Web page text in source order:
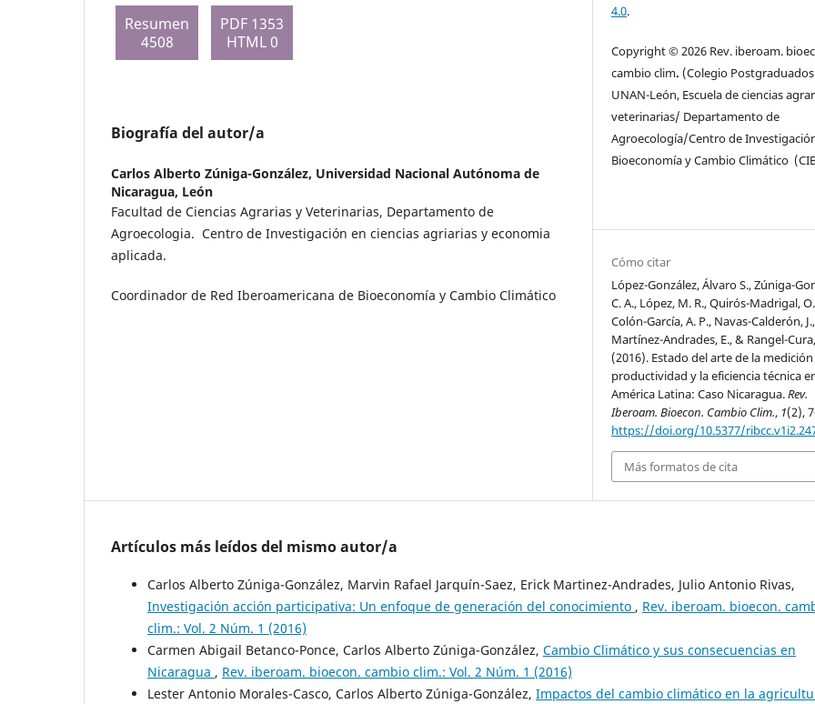
Resumen
4508
PDF 1353
HTML 0
Biografía del autor/a
Carlos Alberto Zúniga-González, Universidad Nacional Autónoma de
Nicaragua, León
Facultad de Ciencias Agrarias y Veterinarias, Departamento de
Agroecologia. Centro de Investigación en ciencias agriarias y economia
aplicada.
Coordinador de Red Iberoamericana de Bioeconomía y Cambio Climático
4.0.
Copyright © 2026 Rev. iberoam.
cambio clim. (Colegio
UNAN-León, Escuela de ciencias
veterinarias/ Departamento de
Agroecología/Centro de
Bioeconomía y Cambio Climático
Cómo citar
López-González, Álvaro S., Zúniga-
C. A., López, M. R., Quirós-Madrigal, O.
Colón-García, A. P., Navas-Calderón, J.,
Martínez-Andrades, E., & Rangel-
(2016). Estado del arte de la
productividad y la eficiencia técnica
América Latina: Caso Nicaragua.Rev.
Iberoam. Bioecon. Cambio Clim., 1(2),
https://doi.org/10.5377/
Más formatos de cita
Artículos más leídos del mismo autor/a
Carlos Alberto Zúniga-González, Marvin Rafael Jarquín-Saez, Erick Martinez-Andrades, Julio Antonio Rivas,
Investigación acción participativa: Un enfoque de generación del conocimiento , Rev. iberoam. bioecon.
clim.: Vol. 2 Núm. 1 (2016)
Carmen Abigail Betanco-Ponce, Carlos Alberto Zúniga-González, Cambio Climático y sus consecuencias en
Nicaragua , Rev. iberoam. bioecon. cambio clim.: Vol. 2 Núm. 1 (2016)
Lester Antonio Morales-Casco, Carlos Alberto Zúniga-González, Impactos del cambio climático en la